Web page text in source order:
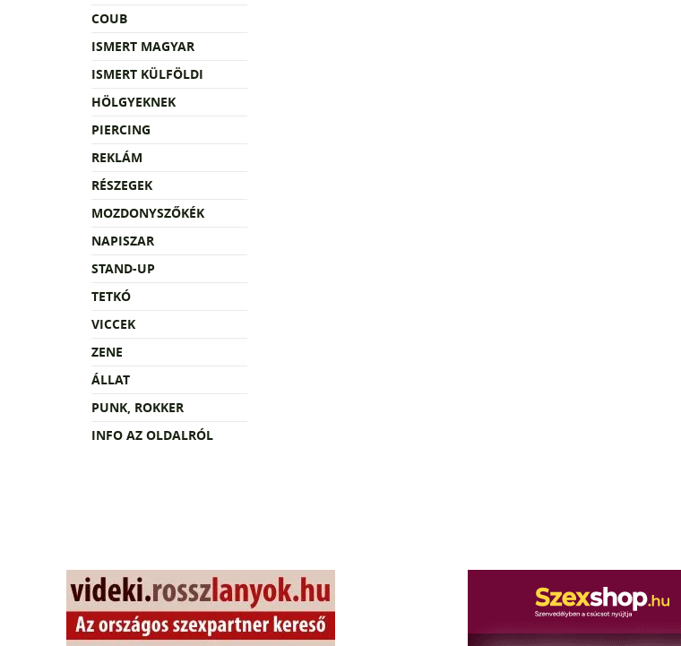
COUB
ISMERT MAGYAR
ISMERT KÜLFÖLDI
HÖLGYEKNEK
PIERCING
REKLÁM
RÉSZEGEK
MOZDONYSZŐKÉK
NAPISZAR
STAND-UP
TETKÓ
VICCEK
ZENE
ÁLLAT
PUNK, ROKKER
INFO AZ OLDALRÓL